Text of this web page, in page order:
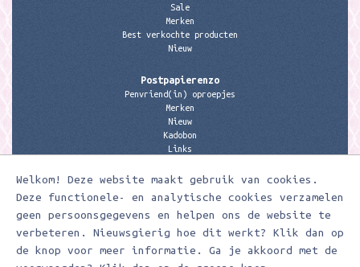
Welkom! Deze website maakt gebruik van cookies.
Deze functionele- en analytische cookies verzamelen
geen persoonsgegevens en helpen ons de website te
verbeteren. Nieuwsgierig hoe dit werkt? Klik dan op
de knop voor meer informatie. Ga je akkoord met de
Sale
Merken
Best verkochte producten
Nieuw
Postpapierenzo
Penvriend(in) oproepjes
Merken
Nieuw
Kadobon
Links
Contactgegevens
Meerleuks
anita@meerleuks.nl
06 – 107 163 36
KVK nummer: 58807179
BTW nummer: 853190859B01